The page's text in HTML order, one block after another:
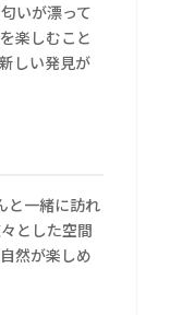
いが漂って
楽しむこと
しい発見が
と一緒に訪れ
とした空間
然が楽しめ